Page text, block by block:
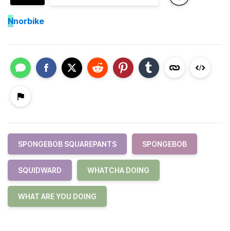
Nnorbike
SPONGEBOB SQUAREPANTS SPONGEBOB
SQUIDWARD WHATCHA DOING
WHAT ARE YOU DOING